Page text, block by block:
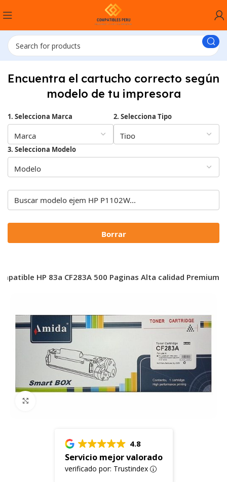
Encuentra el cartucho correcto según
modelo de tu impresora
1. Selecciona Marca 2. Selecciona Tipo
3. Selecciona Modelo
Borrar
HP 83a CF283A 500 Paginas Alta calidad Premium
4.8
Servicio mejor valorado
verificado por: Trustindex